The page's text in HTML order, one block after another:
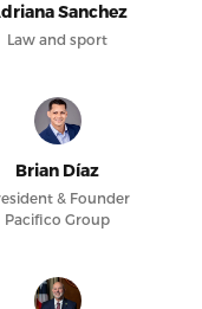
Sanchez
Law and sport
Brian Díaz
& Founder
Pacifico Group